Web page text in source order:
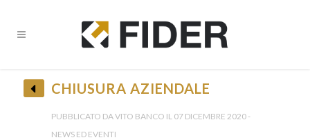
CHIUSURA AZIENDALE
PUBBLICATO DA VITO BANCO IL 07 DICEMBRE 2020 -
NEWS ED EVENTI